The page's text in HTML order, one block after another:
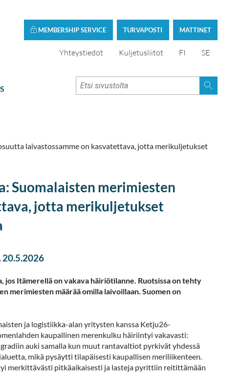
MATTINET
TURVAPOSTI
MEMBERSHIP SERVICE
Yhteystiedot Kuljetusliitot FI SE
laivastossamme on kasvatettava, jotta merikuljetukset
Suomalaisten merimiesten
jotta merikuljetukset
20.5.2026
jos Itämerellä on vakava häiriötilanne. Ruotsissa on tehty
merimiesten määrää omilla laivoillaan. Suomen on
ja logistiikka-alan yritysten kanssa Ketju26-
kaupallinen merenkulku häiriintyi vakavasti:
auki samalla kun muut rantavaltiot pyrkivät yhdessä
mikä pysäytti tilapäisesti kaupallisen meriliikenteen.
merkittävästi pitkäaikaisesti ja lasteja pyrittiin reitittämään